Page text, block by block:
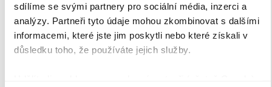
sdílíme se svými partnery pro sociální média, inzerci a
analýzy. Partneři tyto údaje mohou zkombinovat s dalšími
informacemi, které jste jim poskytli nebo které získali v
důsledku toho, že používáte jejich služby.